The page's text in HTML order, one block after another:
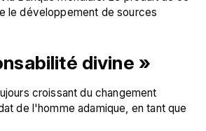
le développement de sources
divine »
croissant du changement
de l'homme adamique, en tant que